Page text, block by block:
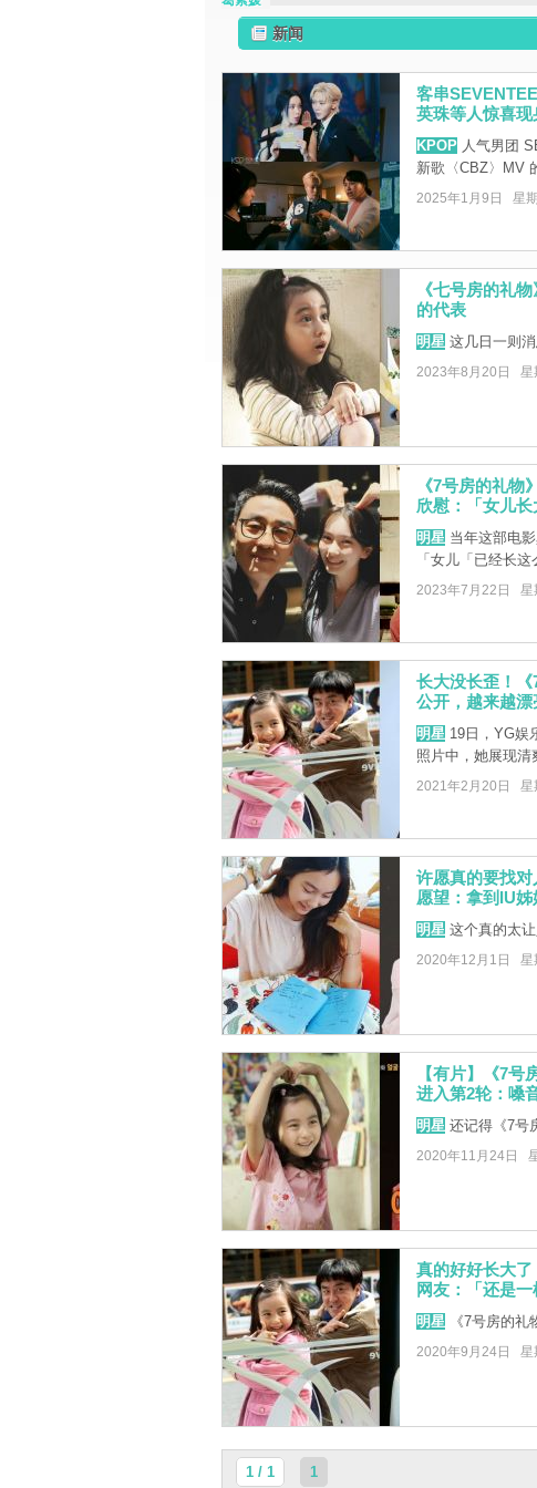
新闻
客串
英珠等人惊喜现
KPOP人气男团
新歌〈CBZ〉MV
2025年1月9日 星
《七号房的礼
的代表
明星这几日一则消
2023年8月20日 星
《7号房的礼物
欣慰：「女儿长
明星当年这部电影
「女儿「已经长这
2023年7月22日 星
长大没长歪！
公开，越来越漂
明星19日，YG娱
照片中，她展现清
2021年2月20日 星
许愿真的要找
愿望：拿到IU
明星这个真的太让
2020年12月1日 星
【有片】《7号
进入第2轮：嗓
明星还记得《7号
2020年11月24日
真的好好长大了
网友：「还是一
明星《7号房的礼
2020年9月24日 星
1 / 1 1